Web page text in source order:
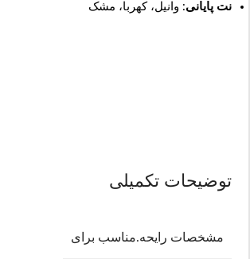
نت پایانی: وانیل، کهربا، مشک
توضیحات تکمیلی
مشخصات رایحه.مناسب برای